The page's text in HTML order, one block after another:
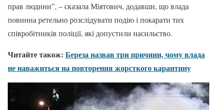
прав людини”, – сказала Міятович, додавши, що влада
повинна ретельно розслідувати подію і покарати тих
співробітників поліції, які допустили насильство.
Читайте також: Береза назвав три причини, чому влада
не наважиться на повторення жорсткого карантину